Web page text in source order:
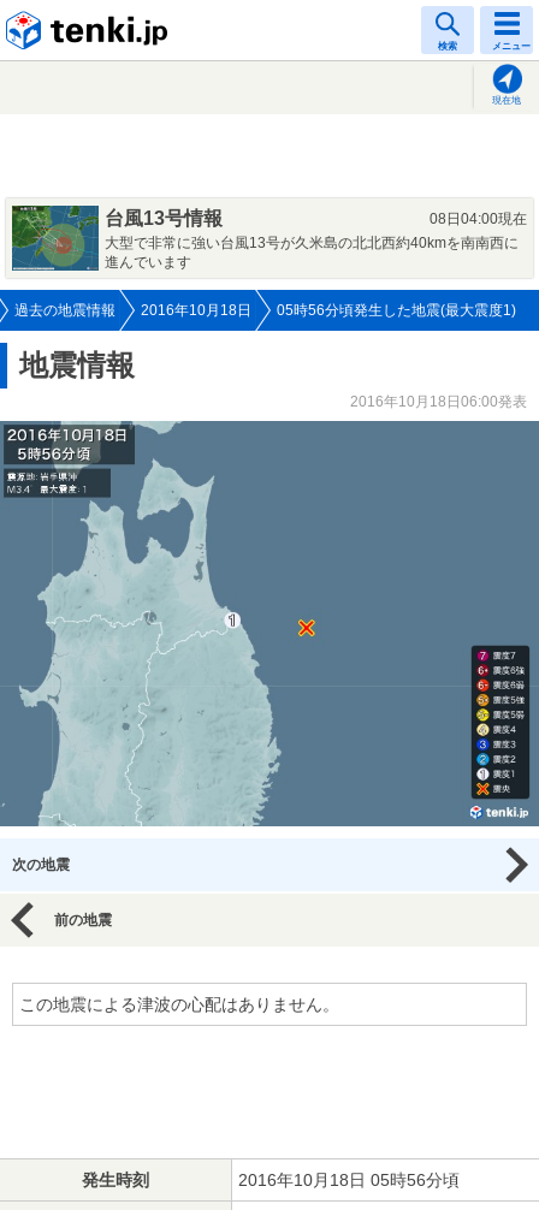
検索 メニュー
現在地
台風13号情報
08日04:00現在
大型で非常に強い台風13号が久米島の北北西約40kmを南南西に
進んでいます
過去の地震情報 2016年10月18日 05時56分頃発生した地震(最大震度1)
地震情報
2016年10月18日06:00発表
次の地震
前の地震
この地震による津波の心配はありません。
発生時刻 2016年10月18日 05時56分頃